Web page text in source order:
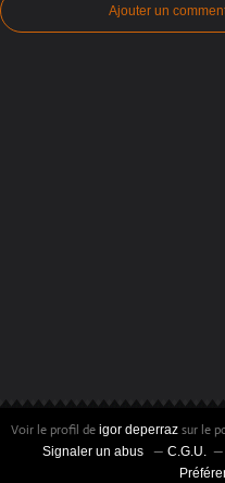
Ajouter un
Voir le profil de igor deperraz sur le
Signaler un abus
C.G.U.